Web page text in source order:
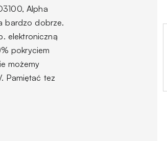
Alpha
bardzo dobrze.
elektroniczną
pokryciem
możemy
Pamiętać tez